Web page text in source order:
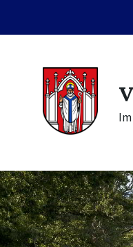
content
main
footer